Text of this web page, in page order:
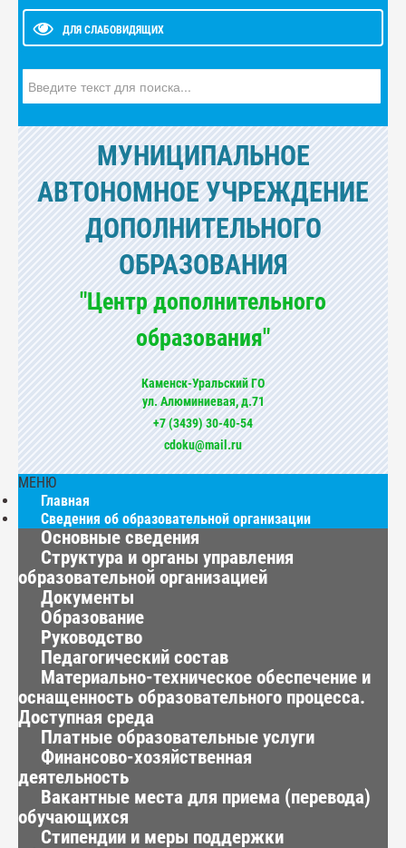
ДЛЯ СЛАБОВИДЯЩИХ
МУНИЦИПАЛЬНОЕ
АВТОНОМНОЕ УЧРЕЖДЕНИЕ
ДОПОЛНИТЕЛЬНОГО
ОБРАЗОВАНИЯ
"Центр дополнительного
образования"
Каменск-Уральский ГО
ул. Алюминиевая, д.71
+7 (3439) 30-40-54
cdoku@mail.ru
МЕНЮ
Главная
Сведения об образовательной организации
Основные сведения
Структура и органы управления
образовательной организацией
Документы
Образование
Руководство
Педагогический состав
Материально-техническое обеспечение и
оснащенность образовательного процесса.
Доступная среда
Платные образовательные услуги
Финансово-хозяйственная
деятельность
Вакантные места для приема (перевода)
обучающихся
Стипендии и меры поддержки